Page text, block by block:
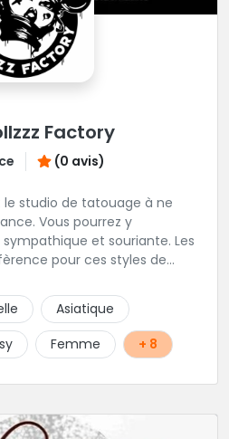
Factory
(0 avis)
le studio de tatouage à ne
Vous pourrez y
pour ces styles de
!
Asiatique
Femme + 8